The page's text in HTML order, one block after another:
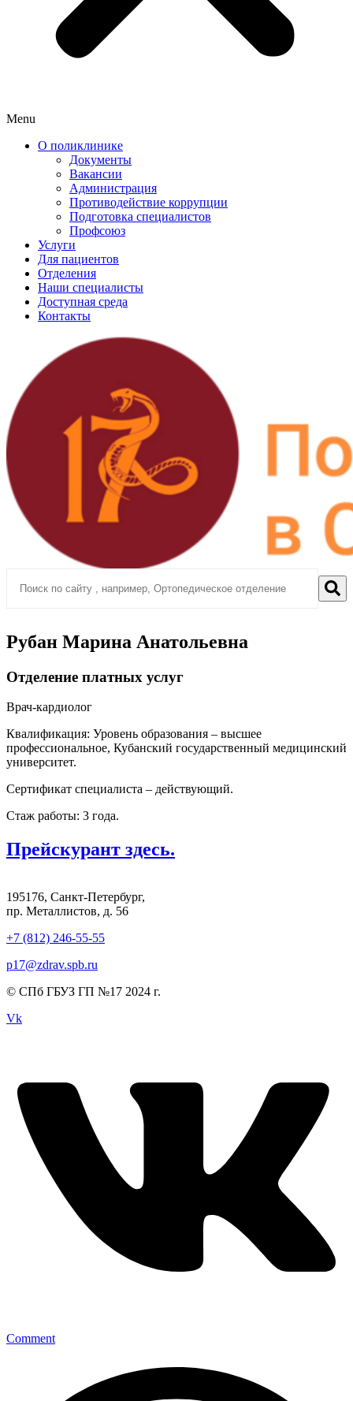
Menu
О поликлинике
Документы
Вакансии
Администрация
Противодействие коррупции
Подготовка специалистов
Профсоюз
Услуги
Для пациентов
Отделения
Наши специалисты
Доступная среда
Контакты
Рубан Марина Анатольевна
Отделение платных услуг
Врач-кардиолог
Квалификация: Уровень образования – высшее
профессиональное, Кубанский государственный медицинский
университет.
Сертификат специалиста – действующий.
Стаж работы: 3 года.
Прейскурант здесь.
195176, Санкт-Петербург,
пр. Металлистов, д. 56
+7 (812) 246-55-55
p17@zdrav.spb.ru
© СПб ГБУЗ ГП №17 2024 г.
Vk
Comment